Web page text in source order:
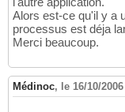
Alors est-ce qu'il y a
processus est déja
Merci beaucoup.
Médinoc, le 16/10/